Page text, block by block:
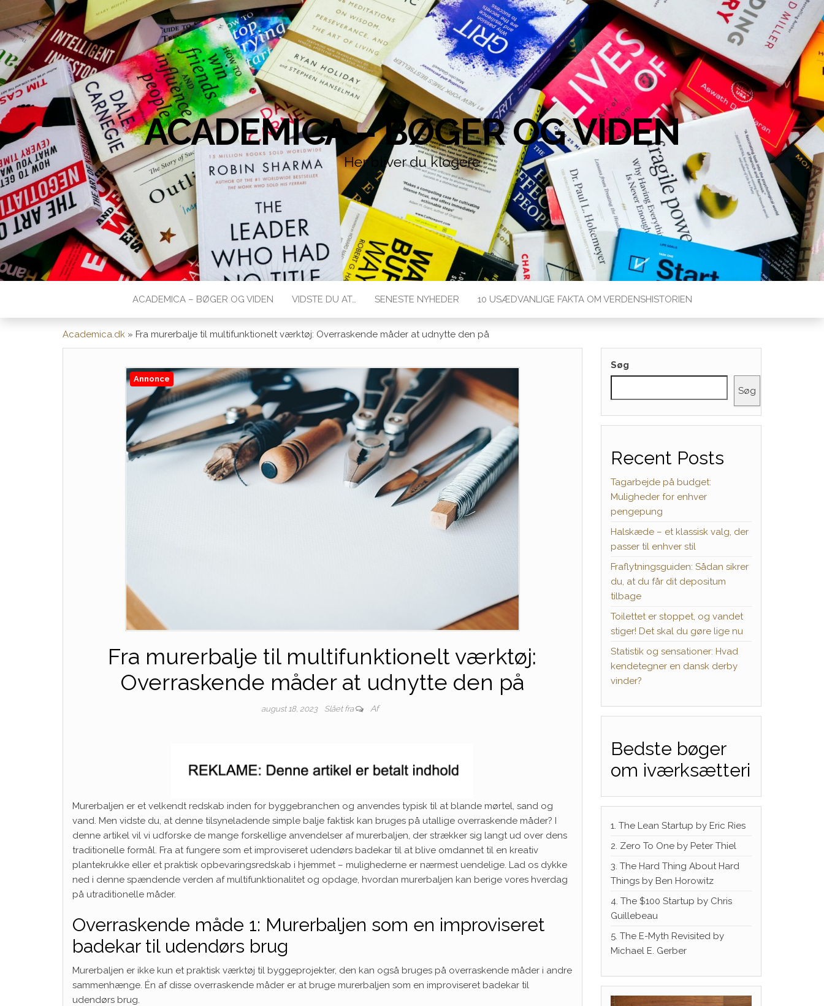
ACADEMICA – BØGER OG VIDEN
Her bliver du klogere
ACADEMICA – BØGER OG VIDEN VIDSTE DU AT… SENESTE NYHEDER 10 USÆDVANLIGE FAKTA OM VERDENSHISTORIEN
Academica.dk » Fra murerbalje til multifunktionelt værktøj: Overraskende måder at udnytte den på
Annonce
Fra murerbalje til multifunktionelt værktøj:
Overraskende måder at udnytte den på
august 18, 2023 Slået fra Af
Murerbaljen er et velkendt redskab inden for byggebranchen og anvendes typisk til at blande mørtel, sand og
vand. Men vidste du, at denne tilsyneladende simple balje faktisk kan bruges på utallige overraskende måder? I
denne artikel vil vi udforske de mange forskellige anvendelser af murerbaljen, der strækker sig langt ud over dens
traditionelle formål. Fra at fungere som et improviseret udendørs badekar til at blive omdannet til en kreativ
plantekrukke eller et praktisk opbevaringsredskab i hjemmet – mulighederne er nærmest uendelige. Lad os dykke
ned i denne spændende verden af multifunktionalitet og opdage, hvordan murerbaljen kan berige vores hverdag
på utraditionelle måder.
Overraskende måde 1: Murerbaljen som en improviseret
badekar til udendørs brug
Murerbaljen er ikke kun et praktisk værktøj til byggeprojekter, den kan også bruges på overraskende måder i andre
sammenhænge. Én af disse overraskende måder er at bruge murerbaljen som en improviseret badekar til
udendørs brug.
Søg
Søg
Recent Posts
Tagarbejde på budget:
Muligheder for enhver
pengepung
Halskæde – et klassisk valg, der
passer til enhver stil
Fraflytningsguiden: Sådan sikrer
du, at du får dit depositum
tilbage
Toilettet er stoppet, og vandet
stiger! Det skal du gøre lige nu
Statistik og sensationer: Hvad
kendetegner en dansk derby
vinder?
Bedste bøger
om iværksætteri
1. The Lean Startup by Eric Ries
2. Zero To One by Peter Thiel
3. The Hard Thing About Hard
Things by Ben Horowitz
4. The $100 Startup by Chris
Guillebeau
5. The E-Myth Revisited by
Michael E. Gerber